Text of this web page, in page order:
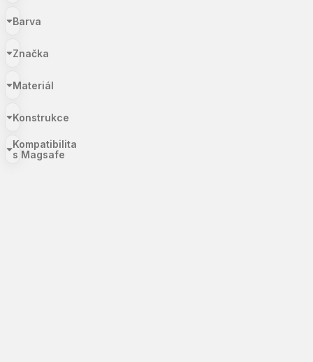
Barva
Značka
Materiál
Konstrukce
Kompatibilita
s Magsafe